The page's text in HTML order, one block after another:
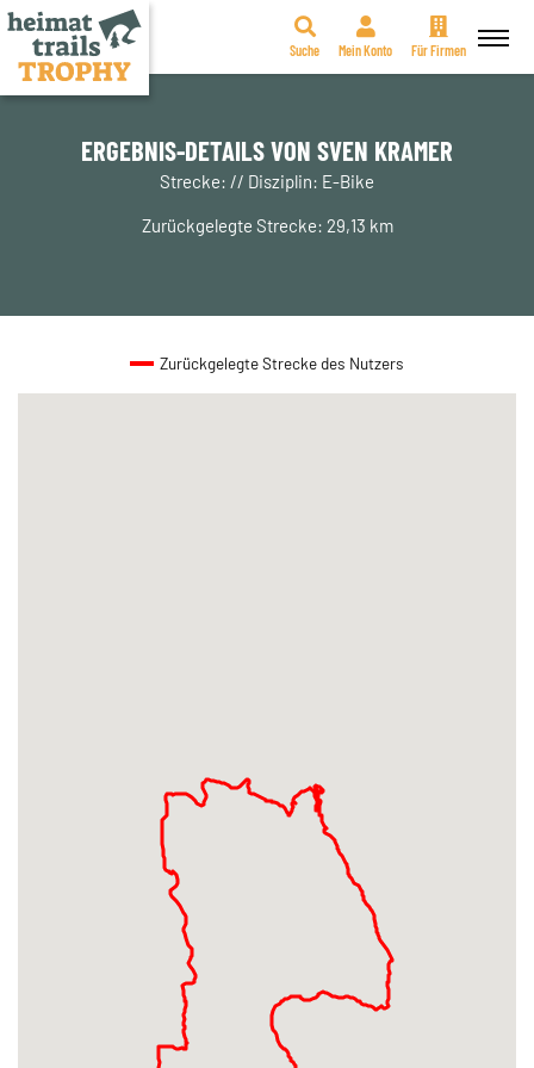
Zum
Suche Mein Konto Für Firmen
ERGEBNIS-DETAILS VON SVEN KRAMER
Strecke: // Disziplin: E-Bike
Zurückgelegte Strecke: 29,13 km
Zurückgelegte Strecke des Nutzers